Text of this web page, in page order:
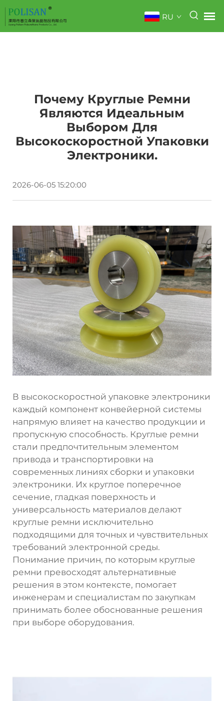
RU
Почему Круглые Ремни
Являются Идеальным
Выбором Для
Высокоскоростной Упаковки
Электроники.
2026-06-05 15:20:00
В высокоскоростной упаковке электроники
каждый компонент конвейерной системы
напрямую влияет на качество продукции и
пропускную способность. Круглые ремни
стали предпочтительным элементом
привода и транспортировки на
современных линиях сборки и упаковки
электроники. Их круглое поперечное
сечение, гладкая поверхность и
универсальность материалов делают
круглые ремни исключительно
подходящими для точных и чувствительных
требований электронной среды.
Понимание причин, по которым круглые
ремни превосходят альтернативные
решения в этом контексте, помогает
инженерам и специалистам по закупкам
принимать более обоснованные решения
при выборе оборудования.